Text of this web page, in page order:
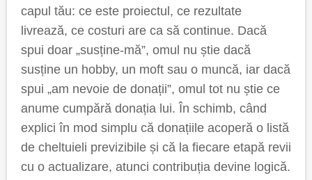
capul tău: ce este proiectul, ce rezultate
livrează, ce costuri are ca să continue. Dacă
spui doar „susține-mă”, omul nu știe dacă
susține un hobby, un moft sau o muncă, iar dacă
spui „am nevoie de donații”, omul tot nu știe ce
anume cumpără donația lui. În schimb, când
explici în mod simplu că donațiile acoperă o listă
de cheltuieli previzibile și că la fiecare etapă revii
cu o actualizare, atunci contribuția devine logică.